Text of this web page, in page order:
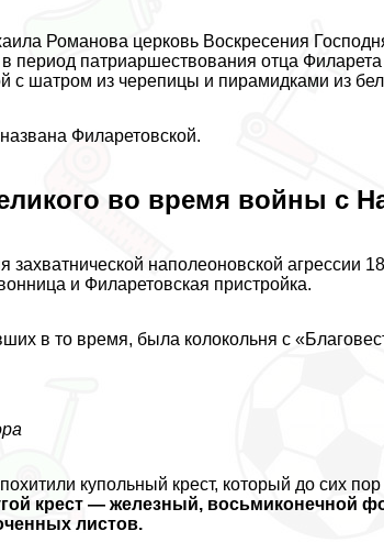
Романова церковь Воскресения
период патриаршествования отца
шатром из черепицы и пирамидками из
Филаретовской.
во время войны с
захватнической наполеоновской агрессии
и Филаретовская пристройка.
в то время, была колокольня с
купольный крест, который до сих
крест — железный, восьмиконечной
листов.